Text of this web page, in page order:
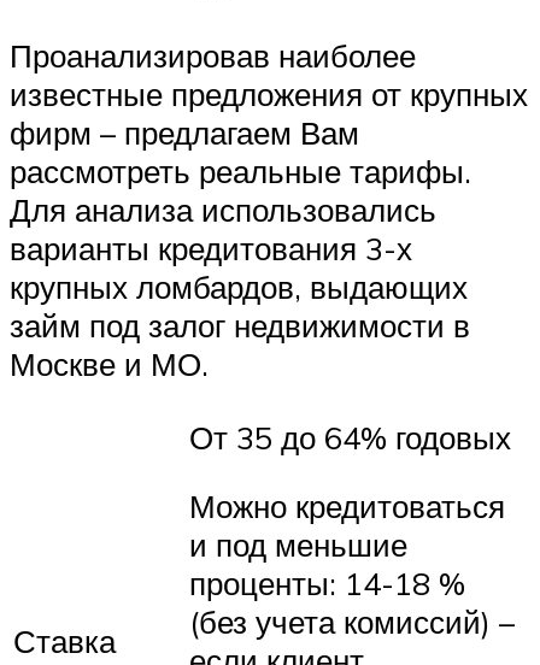
Проанализировав наиболее
известные предложения от крупных
фирм – предлагаем Вам
рассмотреть реальные тарифы.
Для анализа использовались
варианты кредитования 3-х
крупных ломбардов, выдающих
займ под залог недвижимости в
Москве и МО.
Ставка
От 35 до 64% годовых
Можно кредитоваться
и под меньшие
проценты: 14-18 %
(без учета комиссий) –